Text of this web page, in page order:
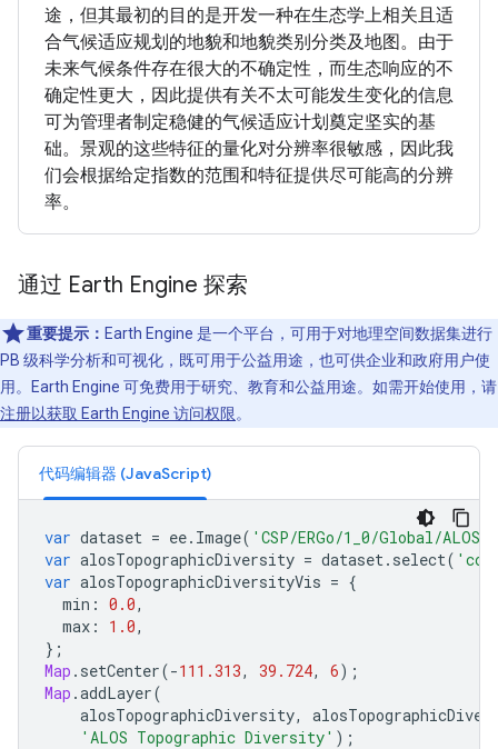
途，但其最初的目的是开发一种在生态学上相关且适
合气候适应规划的地貌和地貌类别分类及地图。由于
未来气候条件存在很大的不确定性，而生态响应的不
确定性更大，因此提供有关不太可能发生变化的信息
可为管理者制定稳健的气候适应计划奠定坚实的基
础。景观的这些特征的量化对分辨率很敏感，因此我
们会根据给定指数的范围和特征提供尽可能高的分辨
率。
通过 Earth Engine 探索
重要提示： Earth Engine 是一个平台，可用于对地理空间数据集进行
PB 级科学分析和可视化，既可用于公益用途，也可供企业和政府用户使
用。Earth Engine 可免费用于研究、教育和公益用途。如需开始使用，请
注册以获取 Earth Engine 访问权限。
代码编辑器 (JavaScript)
var dataset = ee. Image( 'CSP/ERGo/1_0/Global/
var alosTopographicDiversity = dataset. select(
var alosTopographicDiversityVis = {
min : 0.0,
max : 1.0,
};
Map . setCenter(-111.313, 39.724, 6);
Map .addLayer(
alosTopographicDiversity,
'ALOS Topographic Diversity' );